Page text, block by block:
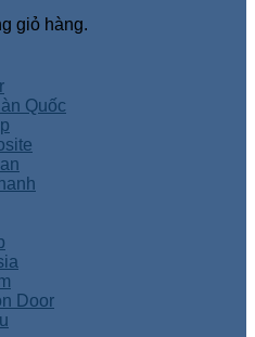
giỏ hàng.
Quốc
Door